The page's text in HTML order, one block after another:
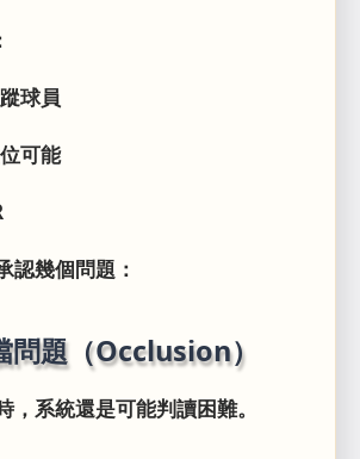
球員
可能
認幾個問題：
問題（Occlusion）
，系統還是可能判讀困難。